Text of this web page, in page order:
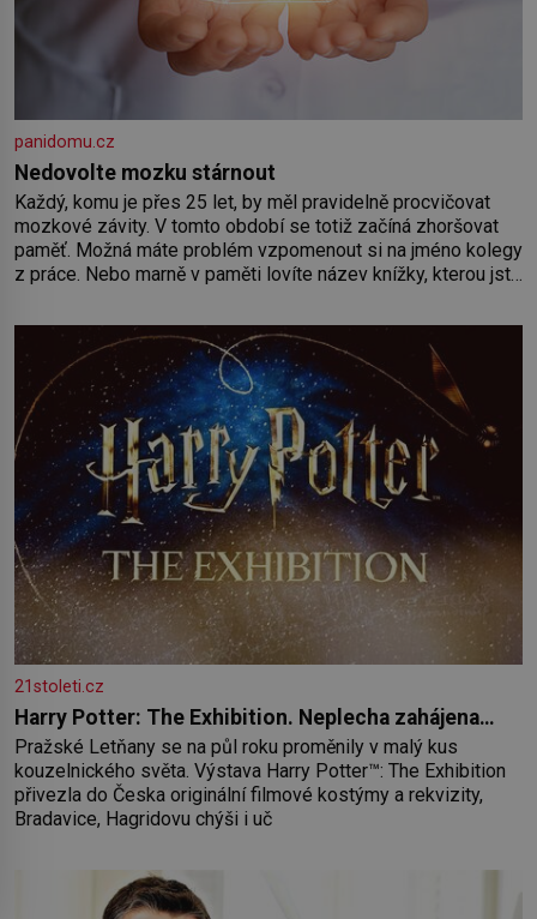
panidomu.cz
Nedovolte mozku stárnout
Každý, komu je přes 25 let, by měl pravidelně procvičovat
mozkové závity. V tomto období se totiž začíná zhoršovat
paměť. Možná máte problém vzpomenout si na jméno kolegy
z práce. Nebo marně v paměti lovíte název knížky, kterou jste
paměť rozhodla stávkovat. Cvičte
21stoleti.cz
Harry Potter: The Exhibition. Neplecha zahájena…
Pražské Letňany se na půl roku proměnily v malý kus
kouzelnického světa. Výstava Harry Potter™: The Exhibition
přivezla do Česka originální filmové kostýmy a rekvizity,
Bradavice, Hagridovu chýši i uč